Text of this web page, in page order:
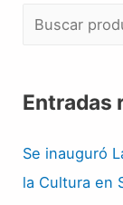
Entradas
Se inauguró
la Cultura en